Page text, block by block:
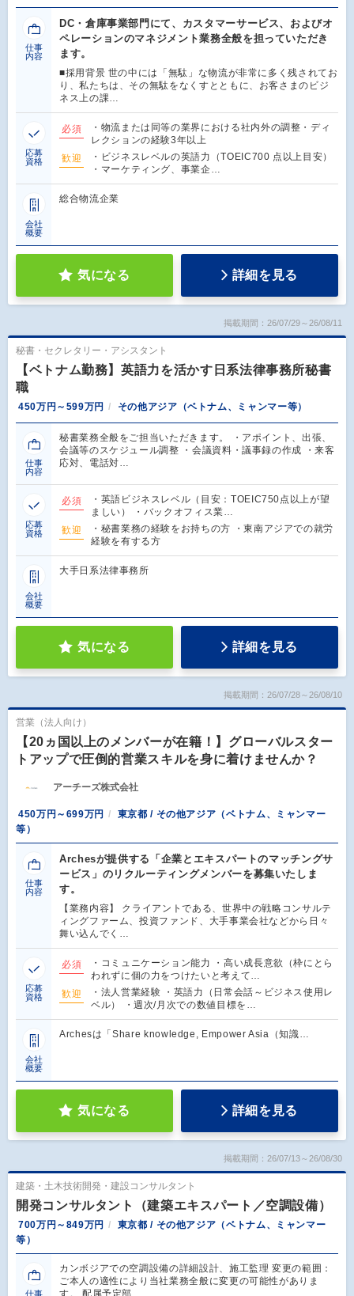
仕事
内容
DC・倉庫事業部門にて、カスタマーサービス、およびオ
ペレーションのマネジメント業務全般を担っていただき
ます。
■採用背景 世の中には「無駄」な物流が非常に多く残されてお
り、私たちは、その無駄をなくすとともに、お客さまのビジ
ネス上の課…
応募
資格
必須
・物流または同等の業界における社内外の調整・ディ
レクションの経験3年以上
歓迎
・ビジネスレベルの英語力（TOEIC700 点以上目安）
・マーケティング、事業企…
会社
概要
総合物流企業
気になる 詳細を見る
掲載期間：26/07/29～26/08/11
秘書・セクレタリー・アシスタント
【ベトナム勤務】英語力を活かす日系法律事務所秘書
職
450万円～599万円 その他アジア（ベトナム、ミャンマー等）
仕事
内容
秘書業務全般をご担当いただきます。 ・アポイント、出張、
会議等のスケジュール調整 ・会議資料・議事録の作成 ・来客
応対、電話対…
応募
資格
必須
・英語ビジネスレベル（目安：TOEIC750点以上が望
ましい） ・バックオフィス業…
歓迎
・秘書業務の経験をお持ちの方 ・東南アジアでの就労
経験を有する方
会社
概要
大手日系法律事務所
気になる 詳細を見る
掲載期間：26/07/28～26/08/10
営業（法人向け）
【20ヵ国以上のメンバーが在籍！】グローバルスター
トアップで圧倒的営業スキルを身に着けませんか？
アーチーズ株式会社
450万円～699万円
東京都 / その他アジア（ベトナム、ミャンマー
等）
仕事
内容
Archesが提供する「企業とエキスパートのマッチングサ
ービス」のリクルーティングメンバーを募集いたしま
す。
【業務内容】 クライアントである、世界中の戦略コンサルテ
ィングファーム、投資ファンド、大手事業会社などから日々
舞い込んでく…
応募
資格
必須
・コミュニケーション能力 ・高い成長意欲（枠にとら
われずに個の力をつけたいと考えて…
歓迎
・法人営業経験 ・英語力（日常会話～ビジネス使用レ
ベル） ・週次/月次での数値目標を…
会社
概要
Archesは「Share knowledge, Empower Asia（知識…
気になる 詳細を見る
掲載期間：26/07/13～26/08/30
建築・土木技術開発・建設コンサルタント
開発コンサルタント（建築エキスパート／空調設備）
700万円～849万円
東京都 / その他アジア（ベトナム、ミャンマー
等）
仕事
カンボジアでの空調設備の詳細設計、施工監理 変更の範囲：
ご本人の適性により当社業務全般に変更の可能性がありま
す。 配属予定部…